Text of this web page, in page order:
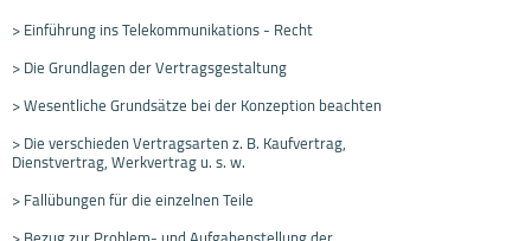
> Einführung ins Telekommunikations - Recht
> Die Grundlagen der Vertragsgestaltung
> Wesentliche Grundsätze bei der Konzeption beachten
> Die verschieden Vertragsarten z. B. Kaufvertrag,
Dienstvertrag, Werkvertrag u. s. w.
> Fallübungen für die einzelnen Teile